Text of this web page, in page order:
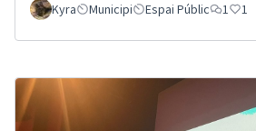
Kyra Municipi Espai Públic 1 1